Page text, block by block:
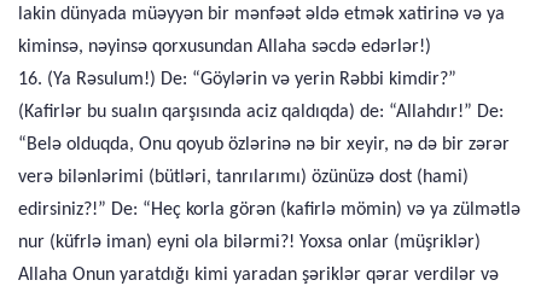
lakin dünyada müəyyən bir mənfəət əldə etmək xatirinə və ya
kiminsə, nəyinsə qorxusundan Allaha səcdə edərlər!)
16. (Ya Rəsulum!) De: “Göylərin və yerin Rəbbi kimdir?”
(Kafirlər bu sualın qarşısında aciz qaldıqda) de: “Allahdır!” De:
“Belə olduqda, Onu qoyub özlərinə nə bir xeyir, nə də bir zərər
verə bilənlərimi (bütləri, tanrılarımı) özünüzə dost (hami)
edirsiniz?!” De: “Heç korla görən (kafirlə mömin) və ya zülmətlə
nur (küfrlə iman) eyni ola bilərmi?! Yoxsa onlar (müşriklər)
Allaha Onun yaratdığı kimi yaradan şəriklər qərar verdilər və